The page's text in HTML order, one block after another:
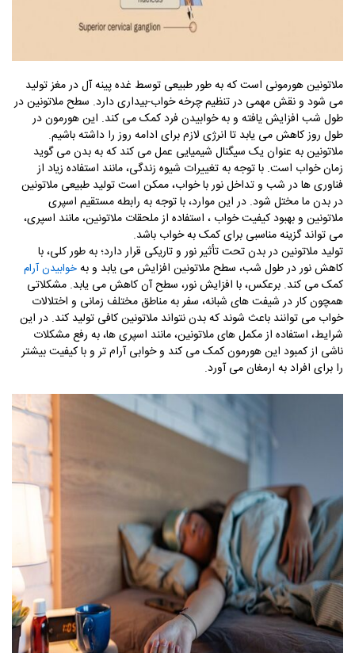
ملاتونین هورمونی است که به طور طبیعی توسط غده پینه آل در مغز تولید
می شود و نقش مهمی در تنظیم چرخه خواب-بیداری دارد. سطح ملاتونین در
طول شب افزایش یافته و به خوابیدن فرد کمک می کند. این هورمون در
طول روز کاهش می یابد تا انرژی لازم برای ادامه روز را داشته باشیم.
ملاتونین به عنوان یک سیگنال شیمیایی عمل می کند که به بدن می گوید
زمان خواب است. با توجه به تغییرات شیوه زندگی، مانند استفاده زیاد از
فناوری ها در شب و تداخل نور با خواب، ممکن است تولید طبیعی ملاتونین
در بدن ما مختل شود. در این موارد، با توجه به رابطه مستقیم اسپری
ملاتونین و بهبود کیفیت خواب ، استفاده از ملحقات ملاتونین، مانند اسپری،
می تواند گزینه مناسبی برای کمک به خواب باشد.
تولید ملاتونین در بدن تحت تأثیر نور و تاریکی قرار دارد؛ به طور کلی، با
کاهش نور در طول شب، سطح ملاتونین افزایش می یابد و بهخوابیدن آرام
کمک می کند. برعکس، با افزایش نور، سطح آن کاهش می یابد. مشکلاتی
همچون کار در شیفت های شبانه، سفر به مناطق مختلف زمانی و اختلالات
خواب می توانند باعث شوند که بدن نتواند ملاتونین کافی تولید کند. در این
شرایط، استفاده از مکمل های ملاتونین، مانند اسپری ها، به رفع مشکلات
ناشی از کمبود این هورمون کمک می کند و خوابی آرام تر و با کیفیت بیشتر
را برای افراد به ارمغان می آورد.